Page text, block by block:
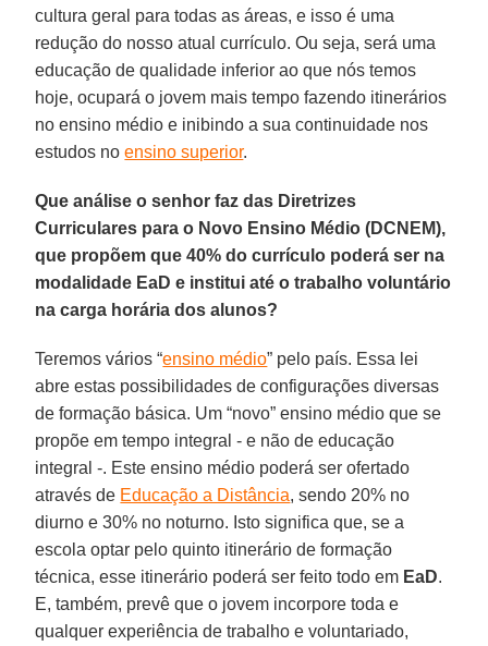
cultura geral para todas as áreas, e isso é uma
redução do nosso atual currículo. Ou seja, será uma
educação de qualidade inferior ao que nós temos
hoje, ocupará o jovem mais tempo fazendo itinerários
no ensino médio e inibindo a sua continuidade nos
estudos noensino superior.
Que análise o senhor faz das Diretrizes
Curriculares para o Novo Ensino Médio (DCNEM),
que propõem que 40% do currículo poderá ser na
modalidade EaD e institui até o trabalho voluntário
na carga horária dos alunos?
Teremos vários “ensino médio” pelo país. Essa lei
abre estas possibilidades de configurações diversas
de formação básica. Um “novo” ensino médio que se
propõe em tempo integral - e não de educação
integral -. Este ensino médio poderá ser ofertado
através de Educação a Distância, sendo 20% no
diurno e 30% no noturno. Isto significa que, se a
escola optar pelo quinto itinerário de formação
técnica, esse itinerário poderá ser feito todo em EaD.
E, também, prevê que o jovem incorpore toda e
qualquer experiência de trabalho e voluntariado,